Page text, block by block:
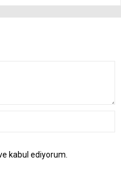
kabul ediyorum.